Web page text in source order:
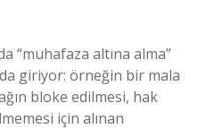
“muhafaza altına alma”
giriyor: örneğin bir mala
bloke edilmesi, hak
için alınan